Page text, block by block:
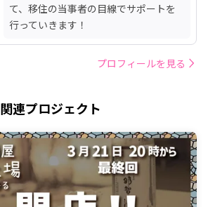
て、移住の当事者の目線でサポートを
行っていきます！
プロフィールを見る
関連プロジェクト